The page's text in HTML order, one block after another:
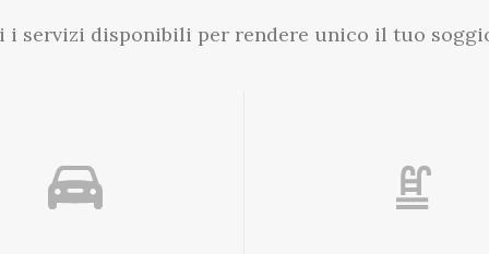
i servizi disponibili per rendere unico il tuo